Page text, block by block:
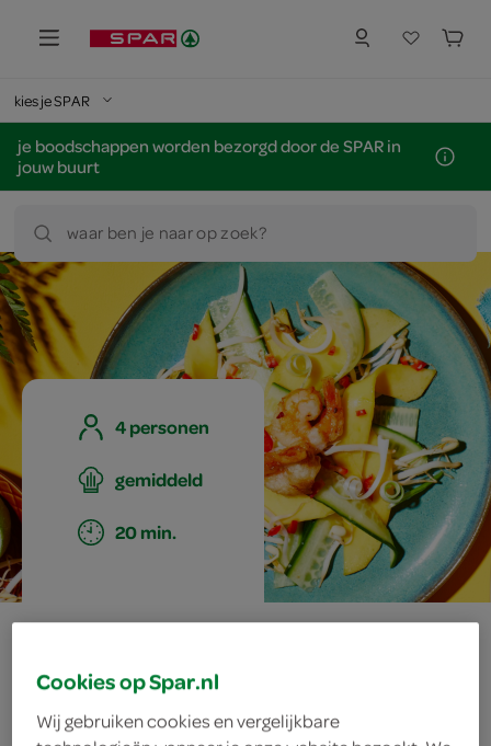
kies je SPAR
je boodschappen worden bezorgd door de SPAR in
jouw buurt
waar ben je naar op zoek?
4 personen
gemiddeld
20 min.
mangosalade met
Cookies op Spar.nl
Wij gebruiken cookies en vergelijkbare